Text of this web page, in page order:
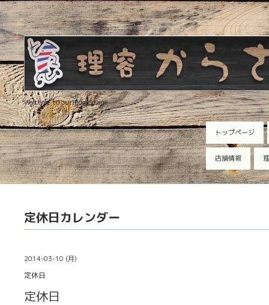
Welcome to our homepage
トップページ
店舗情報
定休日カレンダー
2014-03-10 (月)
定休日
定休日